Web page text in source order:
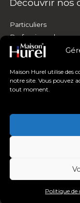
Maison Hurel utilise des
notre site. Vous pouvez
tout moment.
Politique de
Découvrir nos
Particuliers
Professionnels
Personnalisation
Copyright © 2026